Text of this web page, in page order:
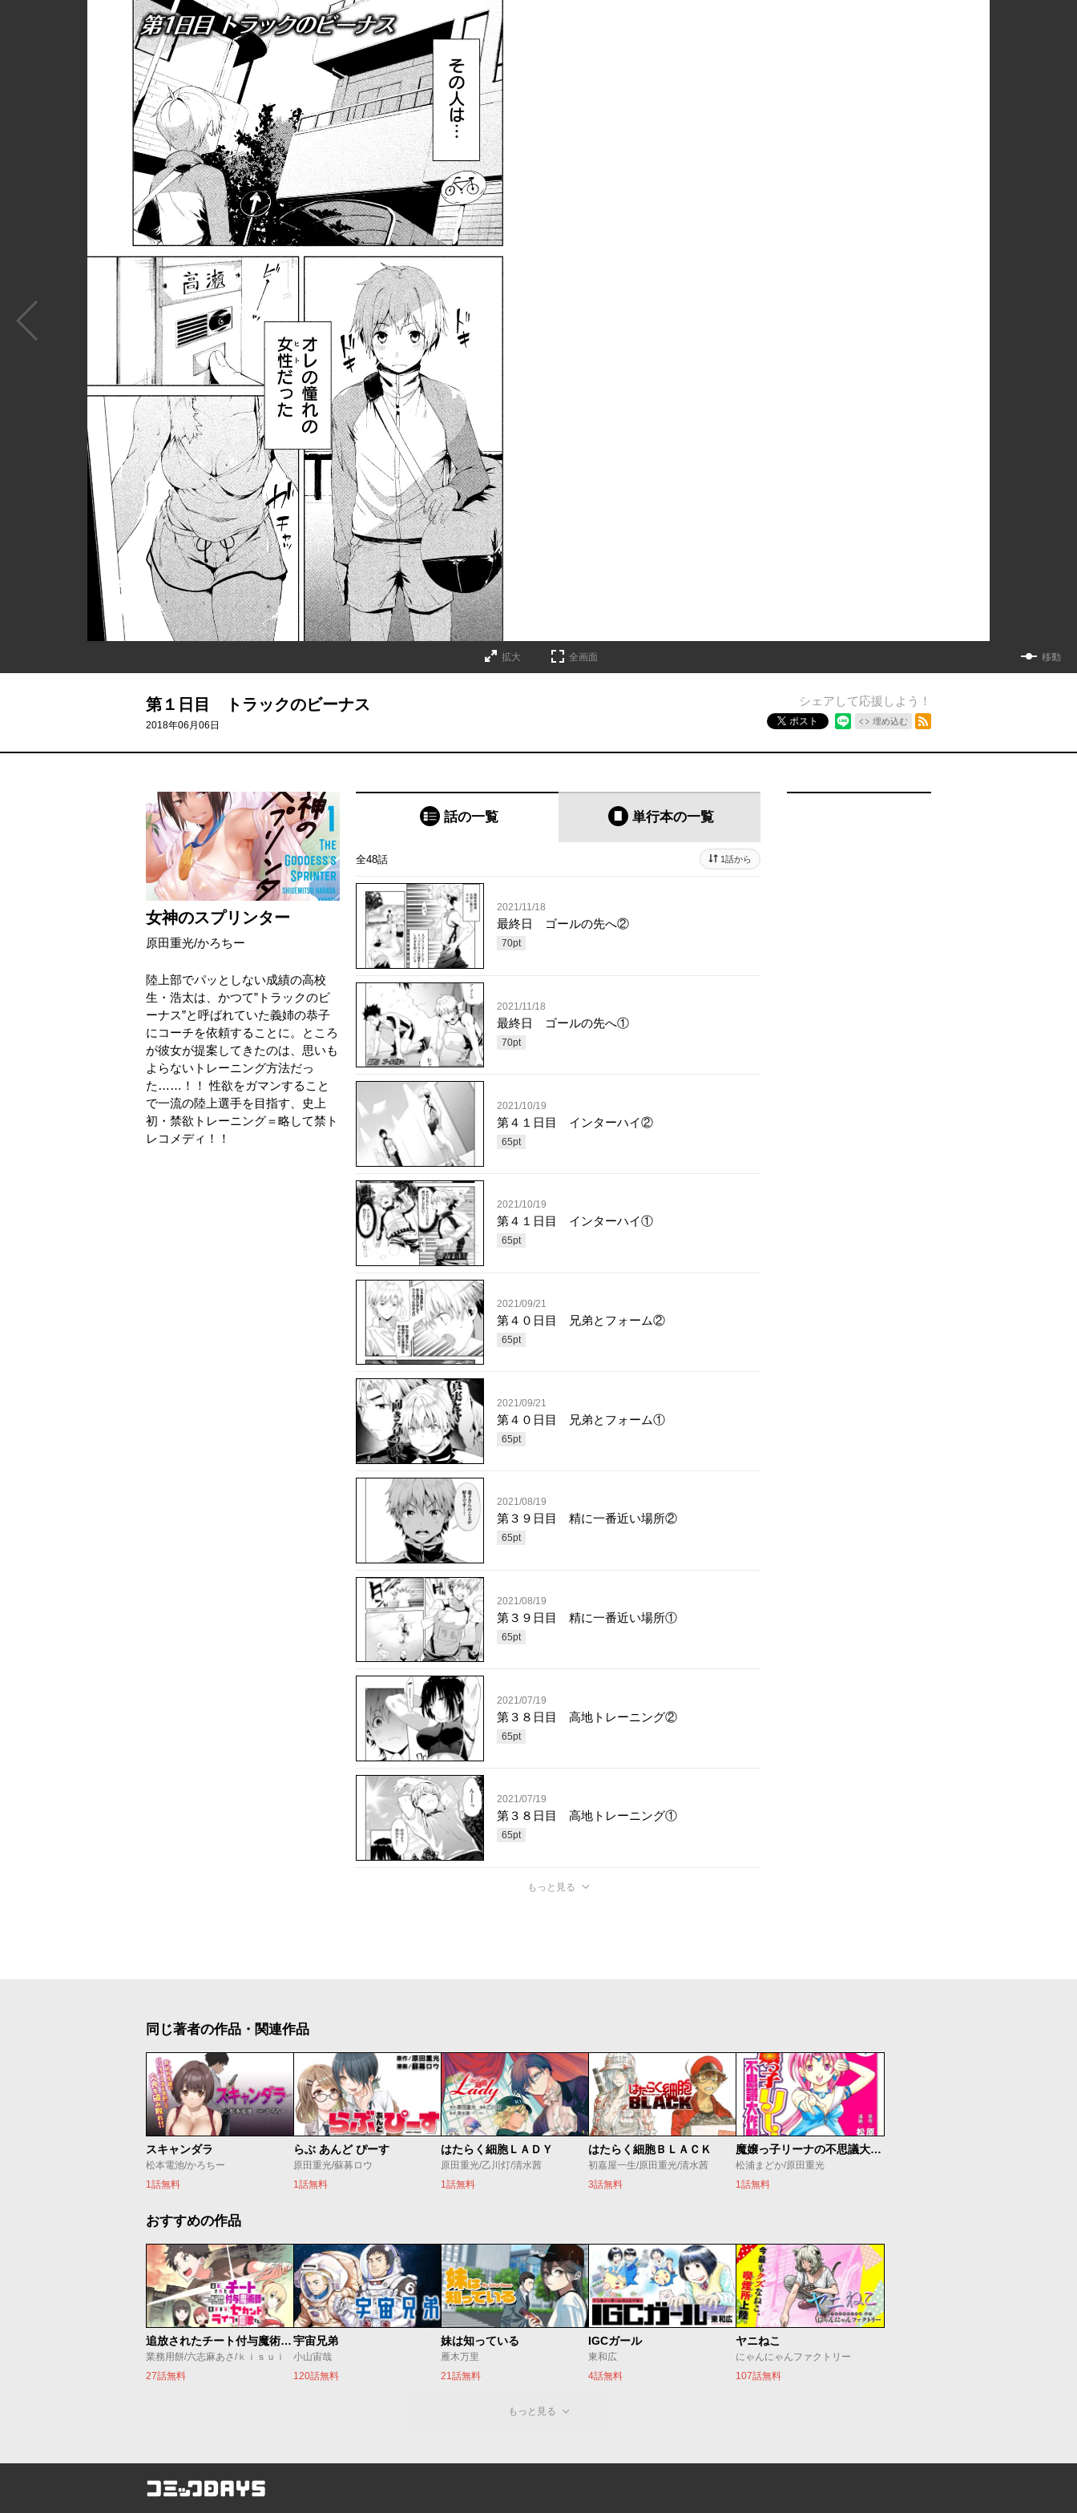
拡大 全画面 移動
第１日目 トラックのビーナス
2018年06月06日
シェアして応援しよう！
ポスト 埋め込む
女神のスプリンター
原田重光/かろちー
陸上部でパッとしない成績の高校
生・浩太は、かつて”トラックのビ
ーナス”と呼ばれていた義姉の恭子
にコーチを依頼することに。ところ
が彼女が提案してきたのは、思いも
よらないトレーニング方法だっ
た……！！ 性欲をガマンすること
で一流の陸上選手を目指す、史上
初・禁欲トレーニング＝略して禁ト
レコメディ！！
話の一覧 単行本の一覧
全48話 1話から
2021/11/18
最終日 ゴールの先へ②
70pt
2021/11/18
最終日 ゴールの先へ①
70pt
2021/10/19
第４１日目 インターハイ②
65pt
2021/10/19
第４１日目 インターハイ①
65pt
2021/09/21
第４０日目 兄弟とフォーム②
65pt
2021/09/21
第４０日目 兄弟とフォーム①
65pt
2021/08/19
第３９日目 精に一番近い場所②
65pt
2021/08/19
第３９日目 精に一番近い場所①
65pt
2021/07/19
第３８日目 高地トレーニング②
65pt
2021/07/19
第３８日目 高地トレーニング①
65pt
もっと見る
同じ著者の作品・関連作品
スキャンダラ
松本電池/かろちー
1話無料
らぶ あんど ぴーす
原田重光/蘇募ロウ
1話無料
はたらく細胞ＬＡＤＹ
原田重光/乙川灯/清水茜
1話無料
はたらく細胞ＢＬＡＣＫ
初嘉屋一生/原田重光/清水茜
3話無料
魔嬢っ子リーナの不思議大作戦
松浦まどか/原田重光
1話無料
おすすめの作品
追放されたチート付与魔術師は気ままなセカンドライフを謳歌する。 ～俺は武器だけじゃなく、あらゆるものに『強化ポイント』を付与できるし、俺の意思でいつでも効果を解除できるけど、残った人たち大丈夫？～
業務用餅/六志麻あさ/ｋｉｓｕｉ
27話無料
宇宙兄弟
小山宙哉
120話無料
妹は知っている
雁木万里
21話無料
IGCガール
東和広
4話無料
ヤニねこ
にゃんにゃんファクトリー
107話無料
もっと見る
コミックDAYS